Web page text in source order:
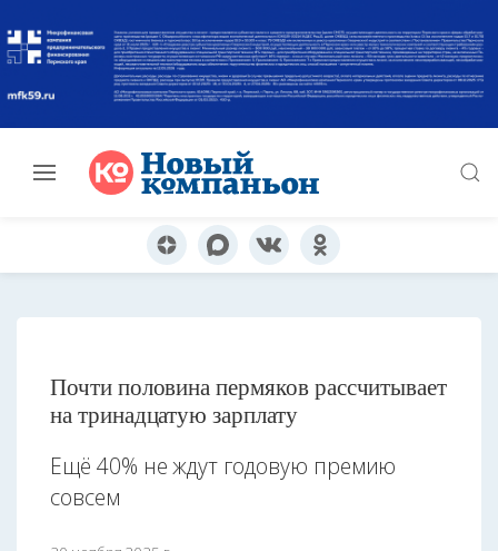
Почти половина пермяков рассчитывает
на тринадцатую зарплату
Ещё 40% не ждут годовую премию
совсем